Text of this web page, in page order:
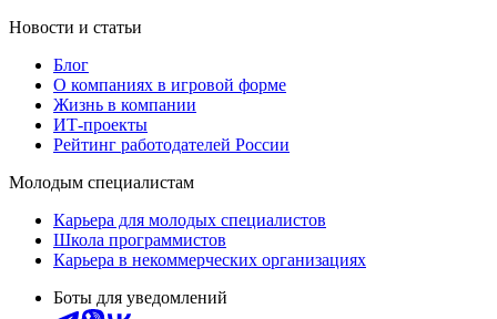
Новости и статьи
Блог
О компаниях в игровой форме
Жизнь в компании
ИТ-проекты
Рейтинг работодателей России
Молодым специалистам
Карьера для молодых специалистов
Школа программистов
Карьера в некоммерческих организациях
Боты для уведомлений